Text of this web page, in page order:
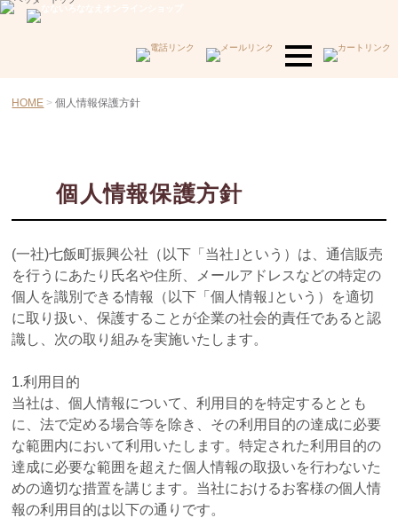
HOME 個人情報保護方針
個人情報保護方針
(一社)七飯町振興公社（以下「当社｣という）は、通信販売
を行うにあたり氏名や住所、メールアドレスなどの特定の
個人を識別できる情報（以下「個人情報｣という）を適切
に取り扱い、保護することが企業の社会的責任であると認
識し、次の取り組みを実施いたします。
1.利用目的
当社は、個人情報について、利用目的を特定するととも
に、法で定める場合等を除き、その利用目的の達成に必要
な範囲内において利用いたします。特定された利用目的の
達成に必要な範囲を超えた個人情報の取扱いを行わないた
めの適切な措置を講じます。当社におけるお客様の個人情
報の利用目的は以下の通りです。